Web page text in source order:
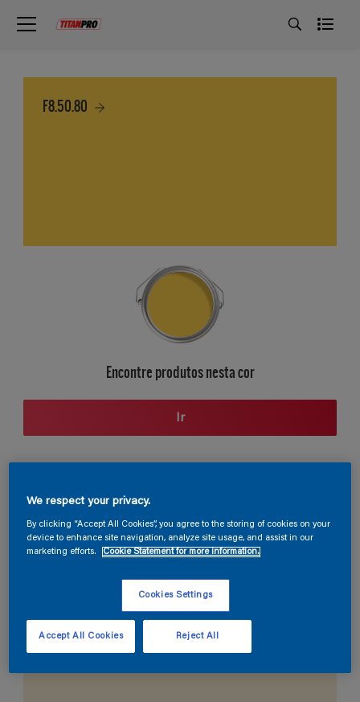
F8.50.80
Encontre produtos nesta cor
Ir
Seção de cores
We respect your privacy.
By clicking “Accept All Cookies”, you agree to the storing of cookies on your
device to enhance site navigation, analyze site usage, and assist in our
marketing efforts.
Cookie Statement for more information.
Cookies Settings
Reject All
Accept All Cookies